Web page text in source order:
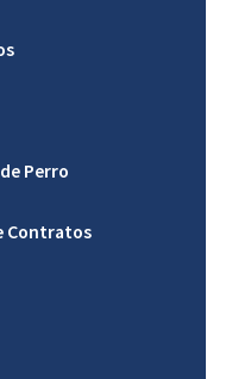
Perro
Contratos